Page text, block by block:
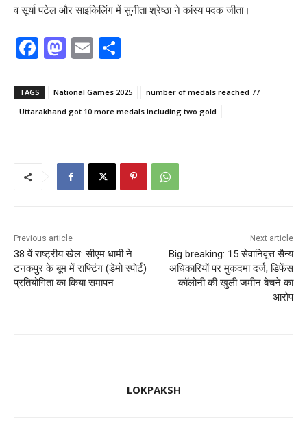
व सूर्या पटेल और साइकिलिंग में सुनीता श्रेष्ठा ने कांस्य पदक जीता।
F
c
e
M
st
o
o
n
E
ai
l
ar
e
TAGS National Games 2025
number of medals reached 77
Uttarakhand got 10 more medals including two gold
Previous article
38 वें राष्ट्रीय खेल: सीएम धामी ने
टनकपुर के बूम में राफ्टिंग (डेमो स्पोर्ट)
प्रतियोगिता का किया समापन
Next article
Big breaking: 15 सेवानिवृत्त सैन्य
अधिकारियों पर मुकदमा दर्ज, डिफेंस
कॉलोनी की खुली जमीन बेचने का
आरोप
LOKPAKSH